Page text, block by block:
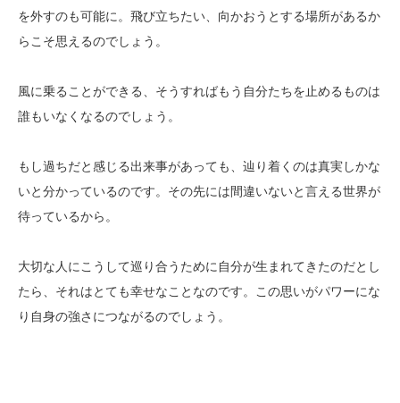
を外すのも可能に。飛び立ちたい、向かおうとする場所があるか
らこそ思えるのでしょう。
風に乗ることができる、そうすればもう自分たちを止めるものは
誰もいなくなるのでしょう。
もし過ちだと感じる出来事があっても、辿り着くのは真実しかな
いと分かっているのです。その先には間違いないと言える世界が
待っているから。
大切な人にこうして巡り合うために自分が生まれてきたのだとし
たら、それはとても幸せなことなのです。この思いがパワーにな
り自身の強さにつながるのでしょう。